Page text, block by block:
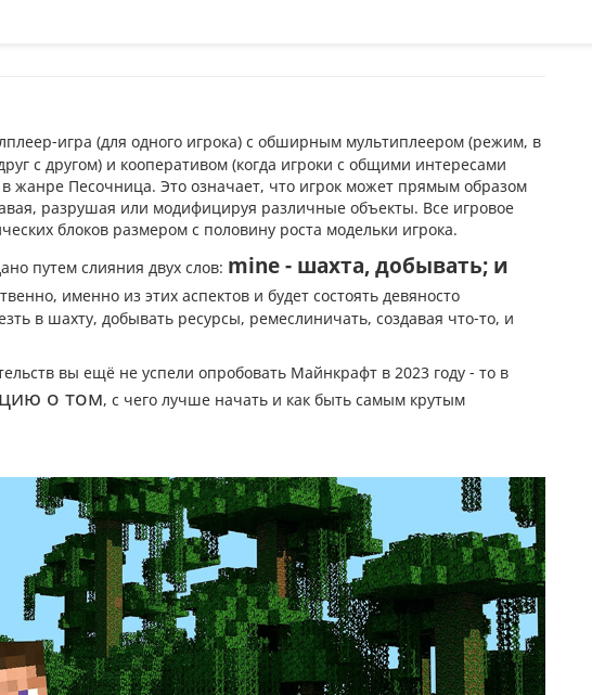
игра (для одного игрока) с обширным мультиплеером (режим, в
с другом) и кооперативом (когда игроки с общими интересами
жанре Песочница. Это означает, что игрок может прямым образом
разрушая или модифицируя различные объекты. Все игровое
блоков размером с половину роста модельки игрока.
путем слияния двух слов: mine - шахта, добывать; и
именно из этих аспектов и будет состоять девяносто
в шахту, добывать ресурсы, ремеслиничать, создавая что-то, и
вы ещё не успели опробовать Майнкрафт в 2023 году - то в
о том, с чего лучше начать и как быть самым крутым